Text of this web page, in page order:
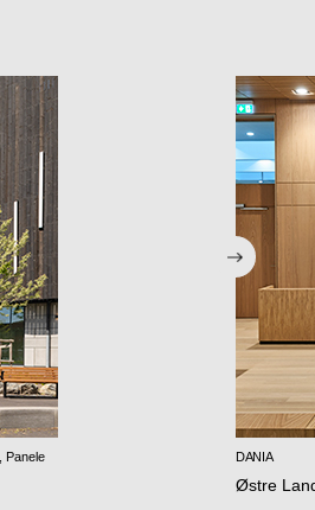
Panele
DANIA
Østre